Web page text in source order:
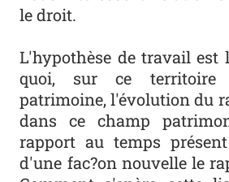
le droit.
L'hypothèse de travail est
quoi, sur ce
patrimoine, l'évolution du
dans ce champ
rapport au temps
d'une fac?on nouvelle le